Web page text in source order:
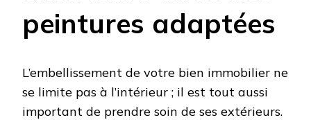
peintures adaptées
L’embellissement de votre bien immobilier ne
se limite pas à l’intérieur ; il est tout aussi
important de prendre soin de ses extérieurs.